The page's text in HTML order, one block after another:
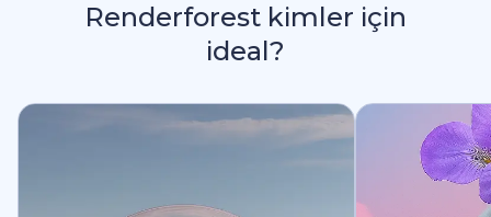
Renderforest kimler için
ideal?